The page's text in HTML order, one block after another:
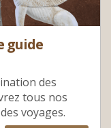
guide
des
tous nos
voyages.